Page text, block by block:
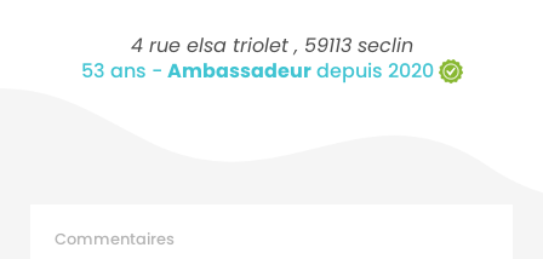
4 rue elsa triolet , 59113 seclin
53 ans - Ambassadeurdepuis 2020
Commentaires